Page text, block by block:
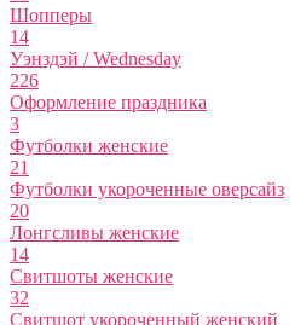
Шопперы
14
Уэнздэй / Wednesday
226
Оформление праздника
3
Футболки женские
21
Футболки укороченные оверсайз
20
Лонгсливы женские
14
Свитшоты женские
32
Свитшот укороченный женский